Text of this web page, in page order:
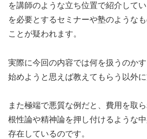
を講師のような立ち位置で紹介して
を必要とするセミナーや塾のような
ことが疑われます。
実際に今回の内容では何を扱うのかす
始めようと思えば教えてもらう以外に
また極端で悪質な例だと、費用を取
根性論や精神論を押し付けるような
存在しているのです。